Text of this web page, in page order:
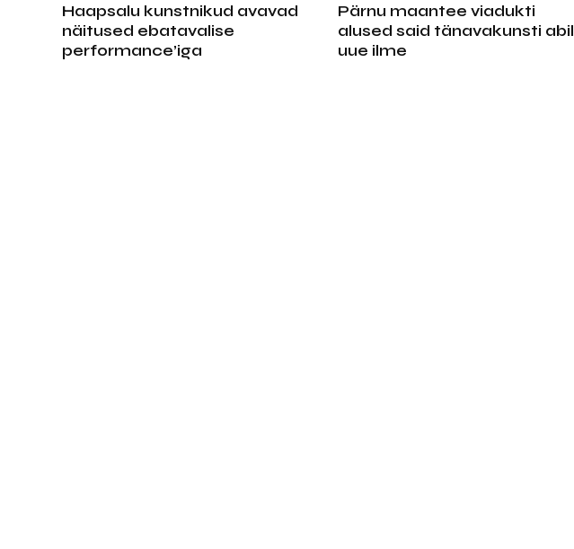
Haapsalu kunstnikud avavad
näitused ebatavalise
performance’iga
Pärnu maantee viadukti
alused said tänavakunsti abil
uue ilme